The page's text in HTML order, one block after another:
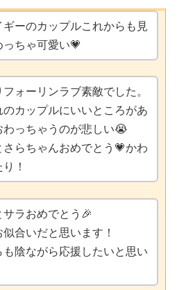
ギーのカップルこれからも見
ちゃ可愛い💗
ォーリンラブ素敵でした。
のカップルにいいところがあ
わっちゃうのが悲しい😭
さらちゃんおめでとう💗かわ
！
サラおめでとう🎉
似合いだと思います！
も陰ながら応援したいと思い